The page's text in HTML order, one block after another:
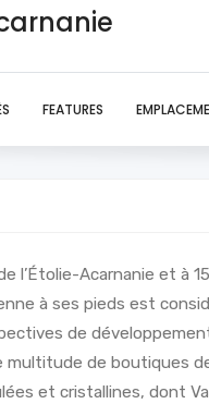
FEATURES
l’Étolie-Acarnanie et à
à ses pieds est
de
de boutiques
et cristallines, dont